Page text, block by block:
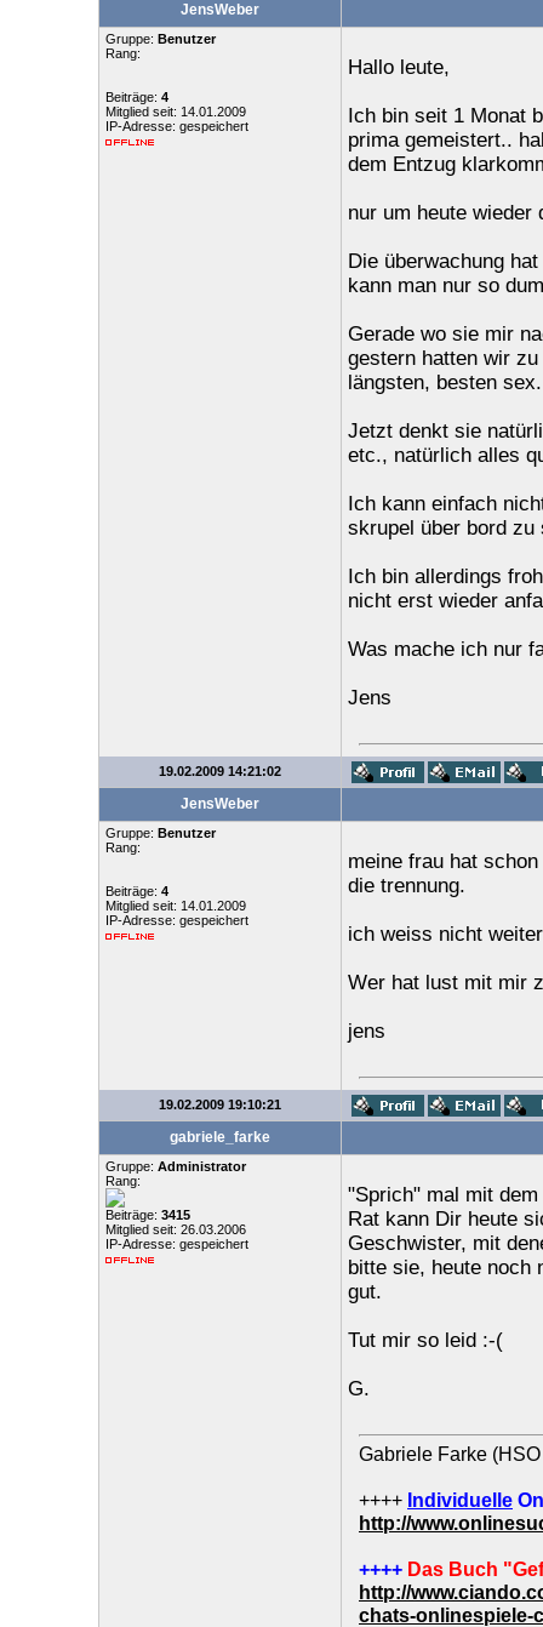
JensWeber
Gruppe: Benutzer
Rang:
Beiträge: 4
Mitglied seit: 14.01.2009
IP-Adresse: gespeichert
Hallo leute,
Ich bin seit 1 Monat
prima gemeistert..
dem Entzug
nur um heute wieder
Die überwachung
kann man nur so
Gerade wo sie mir
gestern hatten wir
längsten, besten sex.
Jetzt denkt sie
etc., natürlich alles
Ich kann einfach
skrupel über bord
Ich bin allerdings
nicht erst wieder
Was mache ich nur
Jens
19.02.2009 14:21:02
JensWeber
Gruppe: Benutzer
Rang:
Beiträge: 4
Mitglied seit: 14.01.2009
IP-Adresse: gespeichert
meine frau hat
die trennung.
ich weiss nicht
Wer hat lust mit mir
jens
19.02.2009 19:10:21
gabriele_farke
Gruppe: Administrator
Rang:
Beiträge: 3415
Mitglied seit: 26.03.2006
IP-Adresse: gespeichert
"Sprich" mal mit
Rat kann Dir heute
Geschwister, mit
bitte sie, heute noch
gut.
Tut mir so leid :-(
G.
Gabriele Farke (HSO
++++ Individuelle
http://
++++ Das Buch
http://
chats-onlinespiele-